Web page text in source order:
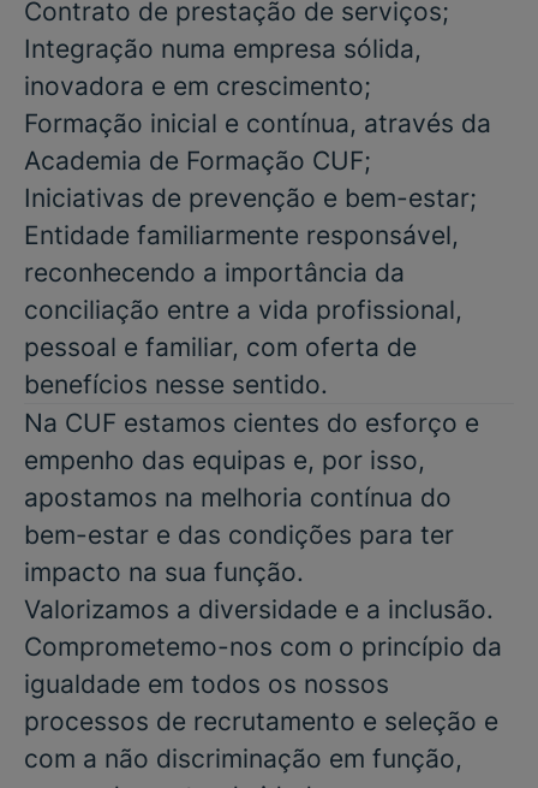
Contrato de prestação de serviços;
Integração numa empresa sólida,
inovadora e em crescimento;
Formação inicial e contínua, através da
Academia de Formação CUF;
Iniciativas de prevenção e bem-estar;
Entidade familiarmente responsável,
reconhecendo a importância da
conciliação entre a vida profissional,
pessoal e familiar, com oferta de
benefícios nesse sentido.
Na CUF estamos cientes do esforço e
empenho das equipas e, por isso,
apostamos na melhoria contínua do
bem-estar e das condições para ter
impacto na sua função.
Valorizamos a diversidade e a inclusão.
Comprometemo-nos com o princípio da
igualdade em todos os nossos
processos de recrutamento e seleção e
com a não discriminação em função,